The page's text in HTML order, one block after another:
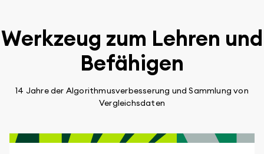
Werkzeug zum Lehren und
Befähigen
14 Jahre der Algorithmusverbesserung und Sammlung von
Vergleichsdaten